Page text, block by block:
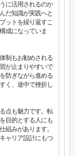
に活用されるのか
だ知識が実践へと
ットを繰り返すこ
成になっていま
制もお勧めされる
が止まりやすいで
防ぎながら進める
く、途中で挫折し
点も魅力です。転
目的とする人にも
組みがあります。
ャリア設計にもつ